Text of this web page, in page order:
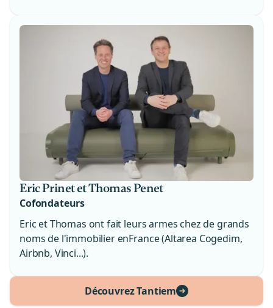
Eric Prinet et Thomas Penet
Cofondateurs
Eric et Thomas ont fait leurs armes chez de grands
noms de l'immobilier enFrance (Altarea Cogedim,
Airbnb, Vinci...).
Découvrez Tantiem